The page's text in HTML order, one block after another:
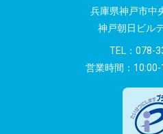
兵庫県神戸市中
神戸朝日ビル
TEL： 078-
営業時間：10:00-